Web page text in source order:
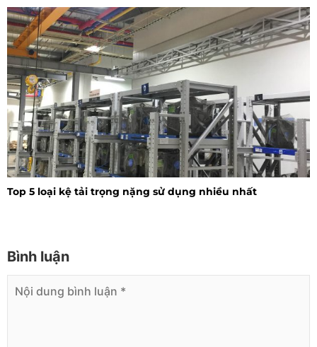
Top 5 loại kệ tải trọng nặng sử dụng nhiều nhất
Bình luận